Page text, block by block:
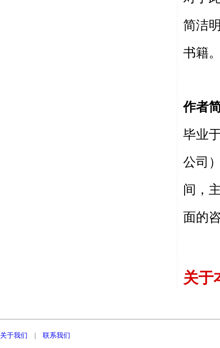
简洁
书籍
作者
毕业
公司
间，
面的
关于
关于我们 联系我们